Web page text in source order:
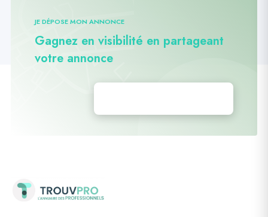
JE DÉPOSE MON ANNONCE
Gagnez en visibilité en partageant
votre annonce